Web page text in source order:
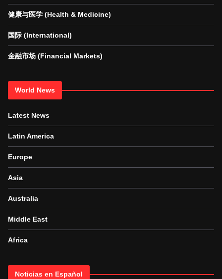
健康与医学 (Health & Medicine)
国际 (International)
金融市场 (Financial Markets)
World News
Latest News
Latin America
Europe
Asia
Australia
Middle East
Africa
Noticias en Español